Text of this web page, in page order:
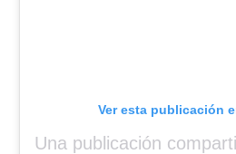
Ver esta publicación